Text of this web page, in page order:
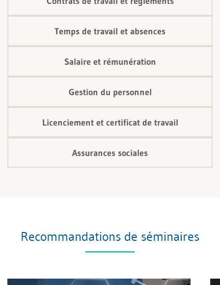
Temps de travail et absences
Salaire et rémunération
Gestion du personnel
Licenciement et certificat de travail
Assurances sociales
Recommandations de séminaires